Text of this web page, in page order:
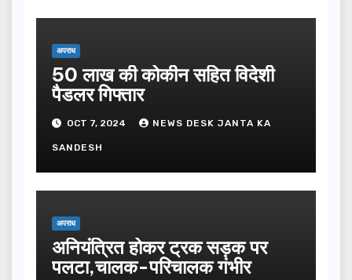
अपराध
50 लाख की कोकीन सहित विदेशी
पैडलर गिफ्तार
OCT 7, 2024 NEWS DESK JANTA KA
SANDESH
अपराध
अनियंत्रित होकर ट्रक सड़क पर
पलटा,चालक-परिचालक गंभीर